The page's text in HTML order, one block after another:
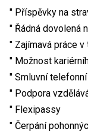
" Příspěvky na
" Řádná dovolená
" Zajímavá práce
" Možnost
" Smluvní
" Podpora
" Flexipassy
" Čerpání